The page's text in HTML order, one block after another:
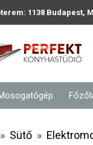
1138 Budapest,
» Sütő »